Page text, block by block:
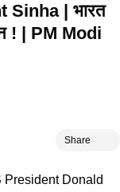
| भारत
! | PM Modi
Share
President Donald